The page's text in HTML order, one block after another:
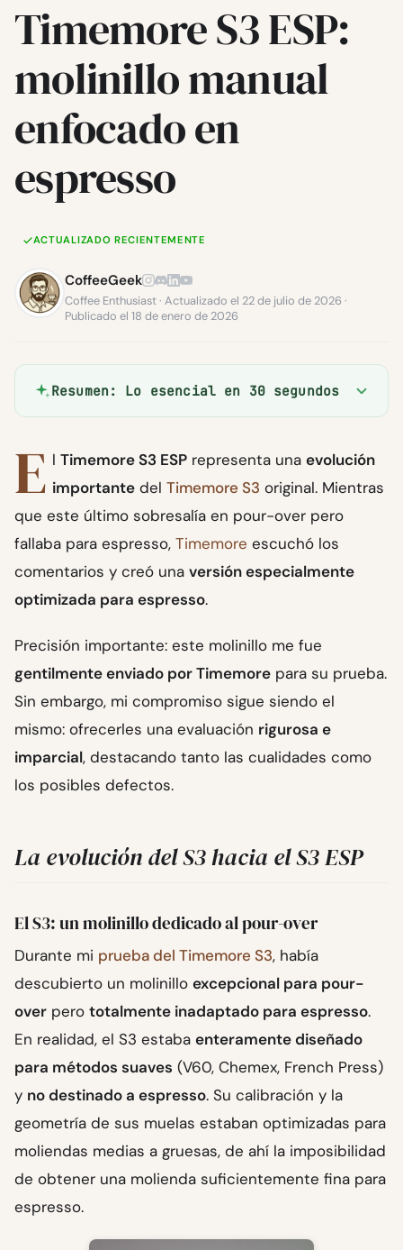
Timemore S3 ESP:
molinillo manual
enfocado en
espresso
ACTUALIZADO RECIENTEMENTE
CoffeeGeek
Coffee Enthusiast · Actualizado el 22 de julio de 2026 ·
Publicado el 18 de enero de 2026
Resumen: Lo esencial en 30 segundos
E lTimemore S3 ESP representa unaevolución
importante delTimemore S3 original. Mientras
que este último sobresalía en pour-over pero
fallaba para espresso, Timemore escuchó los
comentarios y creó una versión especialmente
optimizada para espresso.
Precisión importante: este molinillo me fue
gentilmente enviado por Timemore para su prueba.
Sin embargo, mi compromiso sigue siendo el
mismo: ofrecerles una evaluación rigurosa e
imparcial, destacando tanto las cualidades como
los posibles defectos.
La evolución del S3 hacia el S3 ESP
El S3: un molinillo dedicado al pour-over
Durante mi prueba del Timemore S3, había
descubierto un molinillo excepcional para pour-
over pero totalmente inadaptado para espresso.
En realidad, el S3 estaba enteramente diseñado
para métodos suaves (V60, Chemex, French Press)
y no destinado a espresso. Su calibración y la
geometría de sus muelas estaban optimizadas para
moliendas medias a gruesas, de ahí la imposibilidad
de obtener una molienda suficientemente fina para
espresso.